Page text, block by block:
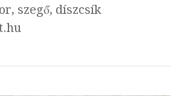
szegő, díszcsík